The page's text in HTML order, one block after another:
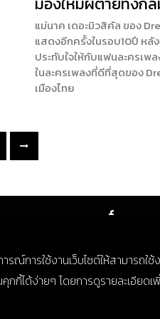
แม่นาค เดอะมิวสิคัล ของ
แสดงอีกครั้งในรอบ10ปี หลั
ประทับใจให้กับแฟนละครเพ
ในละครเพลงที่ดีที่สุดของ
เมืองไทย
รณ์การใช้งานเว็บไซต์ให้สามารถ
กี้ได้ง่ายๆ โดยการดูรายละเอียดเ